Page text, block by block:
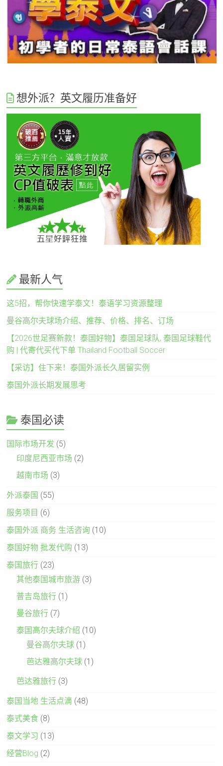
想外派？英文履历准备好
最新人气
这5招，帮你快速学泰文！泰语学习资源整理
曼谷高尔夫球场介绍、推荐、价格、排名、订场
【2026世足赛新款！泰国好物】泰国足球队, 泰国足球鞋代
购 | 代寄代买代下单 Thailand Football Soccer
【采访】住下来！泰国外派长久居留实例
泰国外派长期发展思考
泰国必读
国际市场开发 (5)
印度尼西亚市场 (2)
越南市场 (3)
外派泰国 (55)
服务项目 (6)
泰国外派 商务 生活咨询 (10)
泰国好物 批发代购 (13)
泰国旅行 (23)
其他泰国城市旅游 (3)
普吉岛旅行 (1)
曼谷旅行 (7)
泰国高尔夫球介绍 (10)
曼谷高尔夫球 (1)
芭达雅高尔夫球 (1)
芭达雅旅行 (3)
泰国当地 生活点滴 (48)
泰式美食 (8)
泰文学习 (13)
经营Blog (2)